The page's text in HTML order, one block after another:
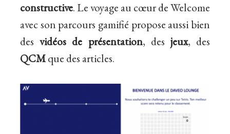
constructive. Le voyage au cœur de Welcome
avec son parcours gamifié propose aussi bien
desvidéos de présentation, des jeux, des
QCMque des articles.